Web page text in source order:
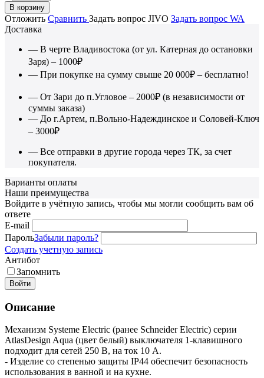
В корзину
Отложить Сравнить Задать вопрос JIVO Задать вопрос WA
Доставка
— В черте Владивостока (от ул. Катерная до остановки
Заря) – 1000₽
— При покупке на сумму свыше 20 000₽ – бесплатно!
— От Зари до п.Угловое – 2000₽ (в независимости от
суммы заказа)
— До г.Артем, п.Вольно-Надеждинское и Соловей-Ключ
– 3000₽
— Все отправки в другие города через ТК, за счет
покупателя.
Варианты оплаты
Наши преимущества
Войдите в учётную запись, чтобы мы могли сообщить вам об
ответе
E-mail
ПарольЗабыли пароль?
Создать учетную запись
Антибот
Запомнить
Войти
Описание
Механизм Systeme Electric (ранее Schneider Electric) серии
AtlasDesign Aqua (цвет белый) выключателя 1-клавишного
подходит для сетей 250 В, на ток 10 А.
- Изделие со степенью защиты IP44 обеспечит безопасность
использования в ванной и на кухне.